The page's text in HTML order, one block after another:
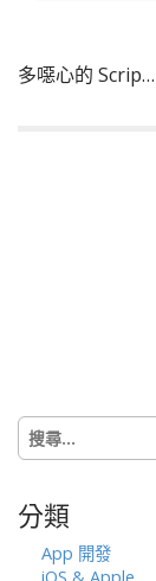
多噁心的 Scrip…
搜
尋
字:
分類
App 開發